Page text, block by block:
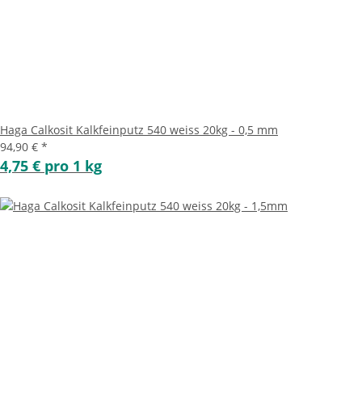
Haga Calkosit Kalkfeinputz 540 weiss 20kg - 0,5 mm
94,90 € *
4,75 € pro 1 kg